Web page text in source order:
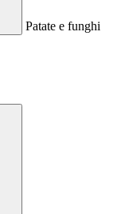
Patate e funghi